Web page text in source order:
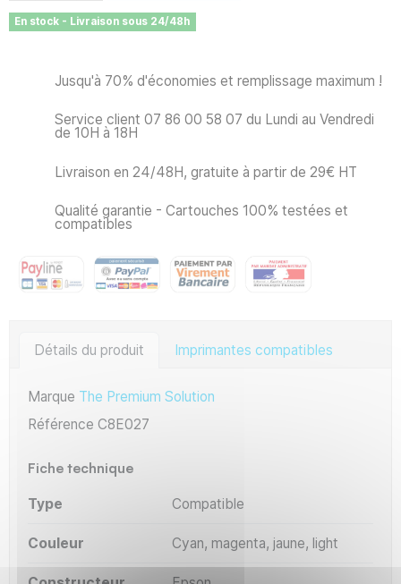
En stock - Livraison sous 24/48h
Jusqu'à 70% d'économies et remplissage maximum !
Service client 07 86 00 58 07 du Lundi au Vendredi
de 10H à 18H
Livraison en 24/48H, gratuite à partir de 29€ HT
Qualité garantie - Cartouches 100% testées et
compatibles
Détails du produit Imprimantes compatibles
Marque The Premium Solution
Référence C8E027
Fiche technique
Type Compatible
Couleur Cyan, magenta, jaune, light